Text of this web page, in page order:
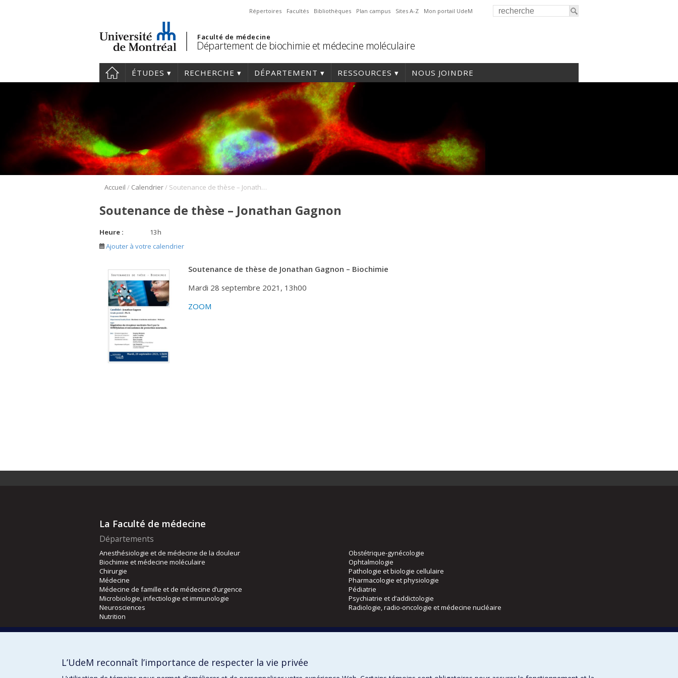
Répertoires Facultés Bibliothèques Plan campus Sites A-Z Mon portail UdeM
Faculté de médecine
Département de biochimie et médecine moléculaire
ÉTUDES RECHERCHE DÉPARTEMENT RESSOURCES NOUS JOINDRE
Accueil / Calendrier/ Soutenance de thèse – Jonathan Gagnon
Soutenance de thèse – Jonathan Gagnon
Heure : 13h
Ajouter à votre calendrier
Soutenance de thèse de Jonathan Gagnon – Biochimie
Mardi 28 septembre 2021, 13h00
ZOOM
La Faculté de médecine
Départements
Anesthésiologie et de médecine de la douleur
Biochimie et médecine moléculaire
Chirurgie
Médecine
Médecine de famille et de médecine d’urgence
Microbiologie, infectiologie et immunologie
Neurosciences
Nutrition
Obstétrique-gynécologie
Ophtalmologie
Pathologie et biologie cellulaire
Pharmacologie et physiologie
Pédiatrie
Psychiatrie et d’addictologie
Radiologie, radio-oncologie et médecine nucléaire
Orthophonie et audiologie
L’UdeM reconnaît l’importance de respecter la vie privée